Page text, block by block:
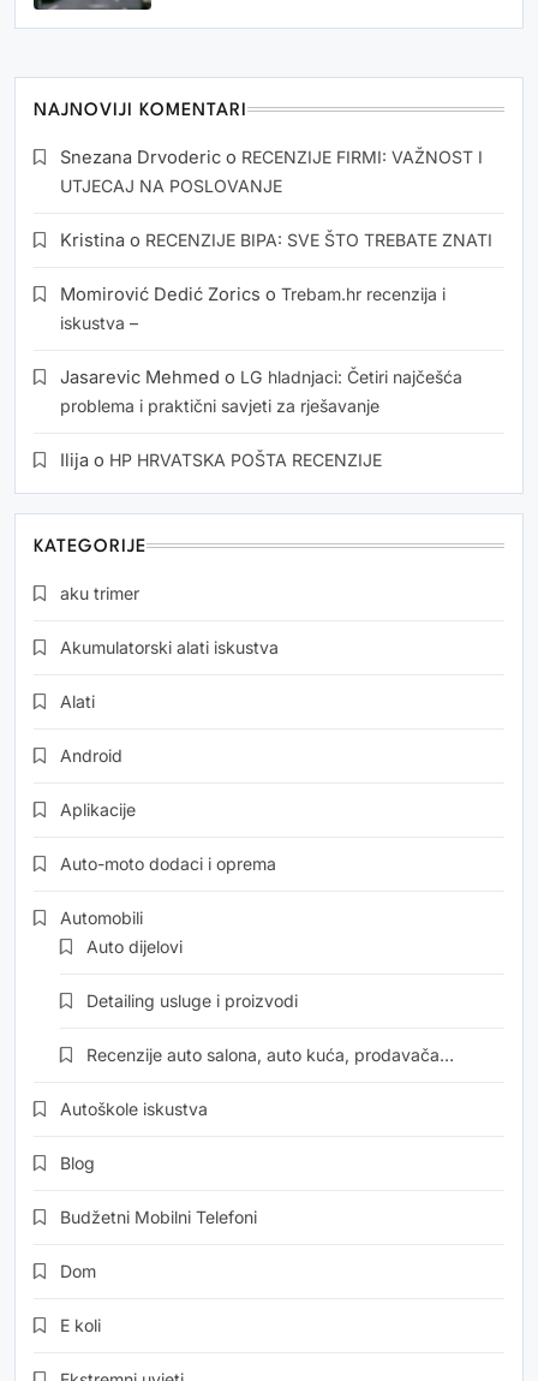
NAJNOVIJI KOMENTARI
Snezana Drvoderic o RECENZIJE FIRMI: VAŽNOST I
UTJECAJ NA POSLOVANJE
Kristina o RECENZIJE BIPA: SVE ŠTO TREBATE ZNATI
Momirović Dedić Zorics o Trebam.hr recenzija i
iskustva –
Jasarevic Mehmed o LG hladnjaci: Četiri najčešća
problema i praktični savjeti za rješavanje
Ilija o HP HRVATSKA POŠTA RECENZIJE
KATEGORIJE
aku trimer
Akumulatorski alati iskustva
Alati
Android
Aplikacije
Auto-moto dodaci i oprema
Automobili
Auto dijelovi
Detailing usluge i proizvodi
Recenzije auto salona, auto kuća, prodavača…
Autoškole iskustva
Blog
Budžetni Mobilni Telefoni
Dom
E koli